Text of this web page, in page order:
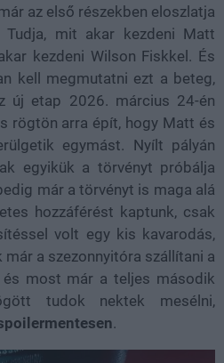
az első részekben eloszlatja
Tudja, mit akar kezdeni Matt
kezdeni Wilson Fiskkel. És
kell megmutatni ezt a beteg,
új etap 2026. március 24-én
rögtön arra épít, hogy Matt és
egymást. Nyílt pályán
egyikük a törvényt próbálja
már a törvényt is maga alá
hozzáférést kaptunk, csak
volt egy kis kavarodás,
a szezonnyitóra szállítani a
és most már a teljes második
tudok nektek mesélni,
.